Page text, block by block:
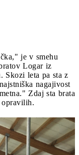
je v smehu
Logar iz
Skozi leta pa sta z
nagajivost
Zdaj sta brata
opravilih.